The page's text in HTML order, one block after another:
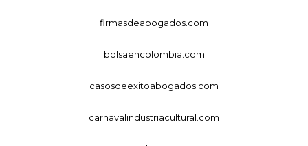
firmasdeabogados.com
bolsaencolombia.com
casosdeexitoabogados.com
carnavalindustriacultural.com